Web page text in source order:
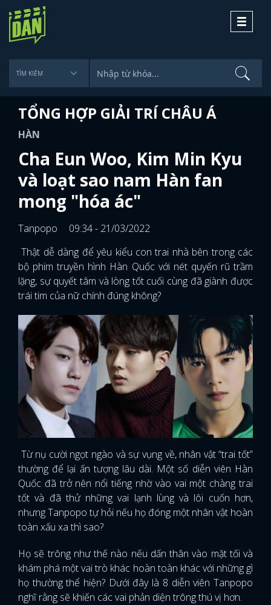
Toggle
TỔNG HỢP GIẢI TRÍ CHÂU Á
HÀN
Cha Eun Woo, Kim Min Kyu
và loạt sao nam Hàn fan
mong "hóa ác"
Tanpopo
09:34 - 21/03/2022
Thật dễ dàng để yêu kiểu con trai nhà bên trong các
bộ phim truyền hình Hàn Quốc với nét quyến rũ trầm
lặng, sự quyết tâm và lòng tốt cuối cùng đã giành được
trái tim của nữ chính đúng không?
Từ nụ cười ngọt ngào và sự vụng về, nhân vật “trai tốt”
thường để lại ấn tượng lâu dài. Một số diễn viên Hàn
Quốc đã trở nên nổi tiếng nhờ vào vai một chàng trai
tốt và đã thử những vai lạnh lùng và lôi cuốn hơn,
nhưng Tanpopo tự hỏi nếu họ đóng một nhân vật hoàn
toàn xấu xa thì sao?
Họ sẽ trông như thế nào nếu dấn thân vào mặt tối và
khám phá một vai trò khác hoàn toàn khác với những gì
họ thường thể hiện? Dưới đây là 8 diễn viên Tanpopo
nghĩ rằng sẽ khiến các vai phản diện trông thú vị hơn.